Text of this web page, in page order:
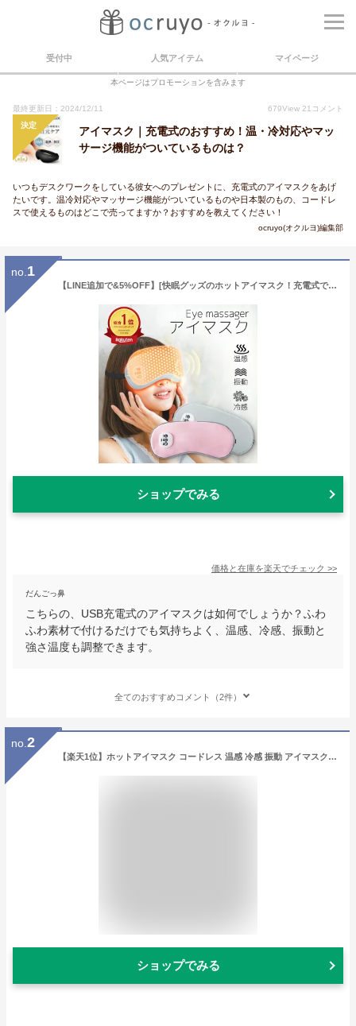
受付中 人気アイテム マイページ
本ページはプロモーションを含みます
最終更新日：2024/12/11 679View 21 コメント
決定
アイマスク｜充電式のおすすめ！温・冷対応やマッ
サージ機能がついているものは？
いつもデスクワークをしている彼女へのプレゼントに、充電式のアイマスクをあげ
たいです。温冷対応やマッサージ機能がついているものや日本製のもの、コードレ
スで使えるものはどこで売ってますか？おすすめを教えてください！
ocruyo(オクルヨ)編集部
no. 1
【LINE追加で&5%OFF】[快眠グッズのホットアイマスク！充電式で便利]「温感&冷感&振動」アイマスク USB充電式 遮光 安眠 アイマッサージャー 5段階振動 3段階温熱 ジェルパッド付き ホットアイマスク 自動オフ ふわふわ素材 目元エステ コードレス
ショップでみる
価格と在庫を楽天でチェック >>
だんごっ鼻
こちらの、USB充電式のアイマスクは如何でしょうか？ふわ
ふわ素材で付けるだけでも気持ちよく、温感、冷感、振動と
強さ温度も調整できます。
全てのおすすめコメント（2件）
no. 2
【楽天1位】ホットアイマスク コードレス 温感 冷感 振動 アイマスク USB充電式 リラックス カバー付き アイマッサージャー 手洗い可能 シルク100％ 睡眠グッズ 15分自動オフ サイズ調節可能 ジェルパッド付き 男女兼用 目元エステ
ショップでみる